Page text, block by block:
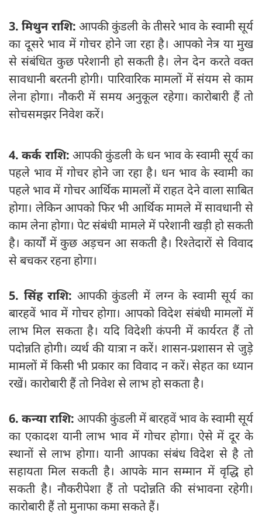
3. मिथुन राशि: आपकी कुंडली के तीसरे भाव के स्वामी सूर्य
का दूसरे भाव में गोचर होने जा रहा है। आपको नेत्र या मुख
से संबंधित कुछ परेशानी हो सकती है। लेन देन करते वक्त
सावधानी बरतनी होगी। पारिवारिक मामलों में संयम से काम
लेना होगा। नौकरी में समय अनुकूल रहेगा। कारोबारी हैं तो
सोचसमझर निवेश करें।
4. कर्क राशि: आपकी कुंडली के धन भाव के स्वामी सूर्य का
पहले भाव में गोचर होने जा रहा है। धन भाव के स्वामी का
पहले भाव में गोचर आर्थिक मामलों में राहत देने वाला साबित
होगा। लेकिन आपको फिर भी आर्थिक मामले में सावधानी से
काम लेना होगा। पेट संबंधी मामले में परेशानी खड़ी हो सकती
है। कार्यों में कुछ अड़चन आ सकती है। रिश्‍तेदारों से विवाद
से बचकर रहना होगा।
5. सिंह राशि: आपकी कुंडली में लग्न के स्वामी सूर्य का
बारहवें भाव में गोचर होगा। आपको विदेश संबंधी मामलों में
लाभ मिल सकता है। यदि विदेशी कंपनी में कार्यरत हैं तो
पदोन्नति होगी। व्यर्थ की यात्रा न करें। शासन-प्रशासन से जुड़े
मामलों में किसी भी प्रकार का विवाद न करें। सेहत का ध्यान
रखें। कारोबारी हैं तो निवेश से लाभ हो सकता है।
6. कन्या राशि: आपकी कुंडली में बारहवें भाव के स्वामी सूर्य
का एकादश यानी लाभ भाव में गोचर होगा। ऐसे में दूर के
स्थानों से लाभ होगा। यानी आपका संबंध विदेश से है तो
सहायता मिल सकती है। आपके मान सम्मान में वृद्धि हो
सकती है। नौकरीपेशा हैं तो पदोन्नति की संभावना रहेगी।
कारोबारी हैं तो मुनाफा कमा सकते हैं।